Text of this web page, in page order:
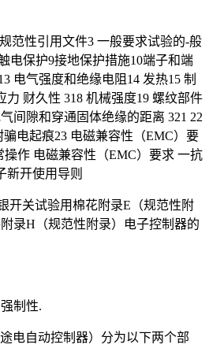
范性引用文件3 一般要求试验的-般
电保护9接地保护措施10端子和端
电气强度和绝缘电阻14 发热15 制
力 财久性 318 机械强度19 螺纹部件
间隙和穿通固体绝缘的距离 321 22
电起痕23 电磁兼容性（EMC）要
操作 电磁兼容性（EMC）要求 一抗
新开使用导则
开关试验用棉花附录E（规范性附
录H（规范性附录）电子控制器的
制性.
电自动控制器）分为以下两个部